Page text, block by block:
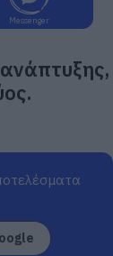
Messenger